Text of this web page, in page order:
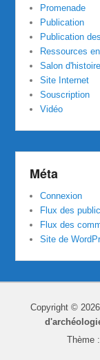
Promenade
Publication
Publication
Ressources
Salon d'histoire
Site Internet
Souscription
Vidéo
Méta
Connexion
Flux des
Flux des
Site de
Copyright © 2026
Thème